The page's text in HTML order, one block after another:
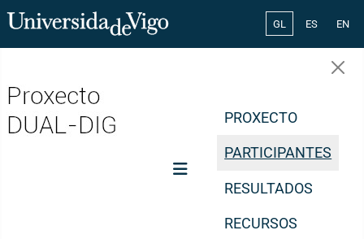
Select your
GL ES EN
PROXECTO
PARTICIPANTES
RESULTADOS
RECURSOS